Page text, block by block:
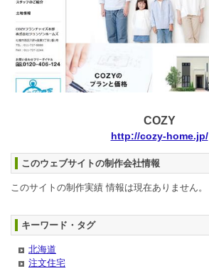
COZY
http://cozy-home.jp/
このウェブサイトの制作会社情報
このサイトの制作実績 情報は現在ありません。
キーワード・タグ
北海道
注文住宅